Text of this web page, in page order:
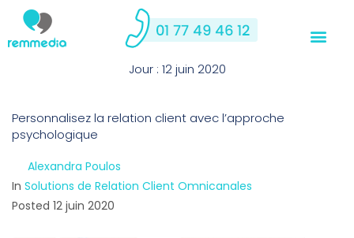
Jour : 12 juin 2020
Personnalisez la relation client avec l’approche
psychologique
Alexandra Poulos
In Solutions de Relation Client Omnicanales
Posted 12 juin 2020